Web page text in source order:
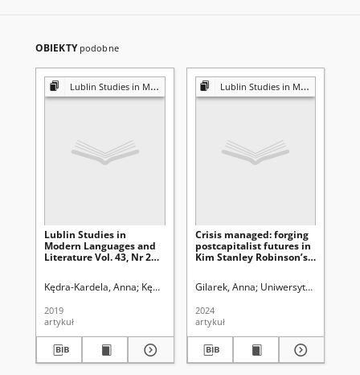
OBIEKTY podobne
Lublin Studies in Modern Languages and Literature
Lublin Studies in
Modern Languages and
Literature Vol. 43, Nr 2
Kędra-Kardela, Anna Kędzierska, Aleksandra (1955- ) Kowalczyk,
2019
artykuł
Lublin Studies in Modern Languages and Literature
Crisis managed: forging
postcapitalist futures in
Kim Stanley Robinson’s
Gilarek, Anna Uniwersytet Marii
2024
artykuł